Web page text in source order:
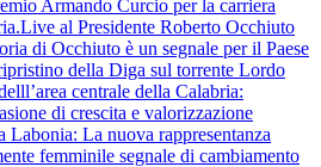
Armando Curcio per la carriera
al Presidente Roberto Occhiuto
di Occhiuto è un segnale per il Paese
della Diga sul torrente Lordo
centrale della Calabria:
di crescita e valorizzazione
Labonia: La nuova rappresentanza
femminile segnale di cambiamento